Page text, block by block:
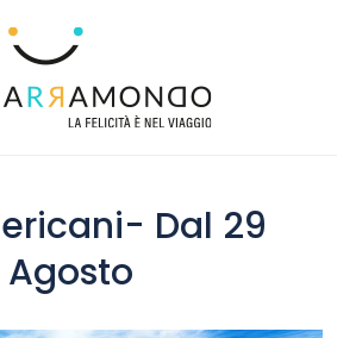
Dal 29
Agosto